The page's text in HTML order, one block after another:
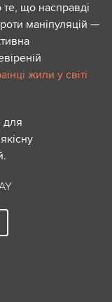
те, що насправді
маніпуляцій —
жили у світі
для